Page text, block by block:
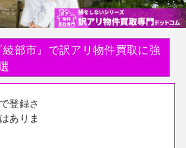
部市』で訳アリ物件買取に強
登録さ
ありま